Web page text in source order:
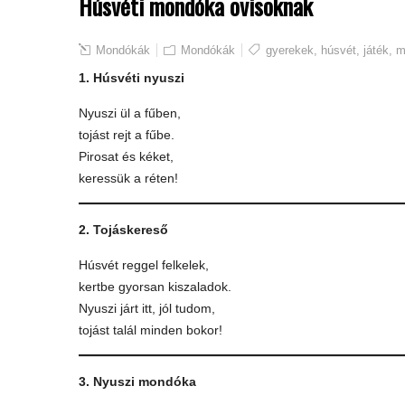
Mondókák Mondókák gyerekek, húsvét, játék,
1. Húsvéti nyuszi
Nyuszi ül a fűben,
tojást rejt a fűbe.
Pirosat és kéket,
keressük a réten!
2. Tojáskereső
Húsvét reggel felkelek,
kertbe gyorsan kiszaladok.
Nyuszi járt itt, jól tudom,
tojást talál minden bokor!
3. Nyuszi mondóka